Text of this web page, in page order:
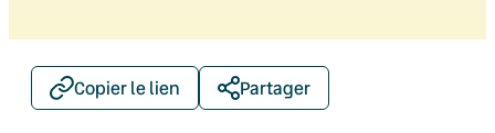
Copier le lien Partager